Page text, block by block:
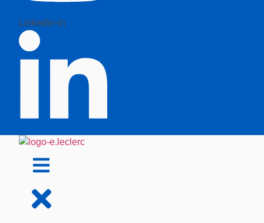
Linkedin-in